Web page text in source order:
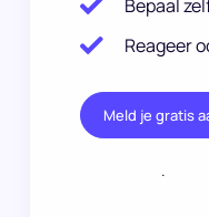
Bepaal
Reageer
Meld je gratis
.